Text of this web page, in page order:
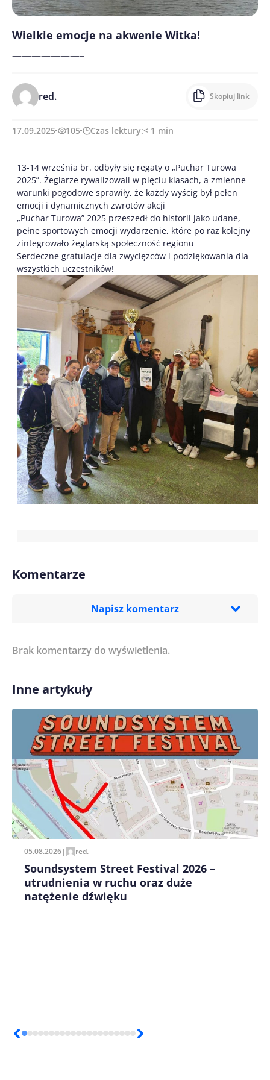
Wielkie emocje na akwenie Witka!
———————–
red. Skopiuj link
17.09.2025 105 Czas lektury:< 1 min
13-14 września br. odbyły się regaty o „Puchar Turowa
2025”. Żeglarze rywalizowali w pięciu klasach, a zmienne
warunki pogodowe sprawiły, że każdy wyścig był pełen
emocji i dynamicznych zwrotów akcji
„Puchar Turowa” 2025 przeszedł do historii jako udane,
pełne sportowych emocji wydarzenie, które po raz kolejny
zintegrowało żeglarską społeczność regionu
Serdeczne gratulacje dla zwycięzców i podziękowania dla
wszystkich uczestników!
Komentarze
Napisz komentarz
Treść komentarza*
Imię/ Nick*
Zapamiętaj moje dane w tej przeglądarce podczas
pisania kolejnych komentarzy.
Brak komentarzy do wyświetlenia.
Inne artykuły
05.08.2026| red.
Soundsystem Street Festival 2026 –
utrudnienia w ruchu oraz duże
natężenie dźwięku